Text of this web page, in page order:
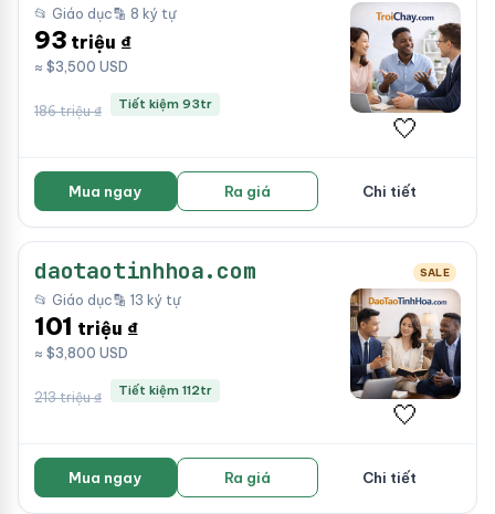
📂 Giáo dục🔡 8 ký tự
93 triệu ₫
≈ $3,500 USD
186 triệu ₫ Tiết kiệm 93tr
🤍
Mua ngay Ra giá Chi tiết
daotaotinhhoa.com SALE
📂 Giáo dục🔡 13 ký tự
101 triệu ₫
≈ $3,800 USD
213 triệu ₫ Tiết kiệm 112tr
🤍
Mua ngay Ra giá Chi tiết